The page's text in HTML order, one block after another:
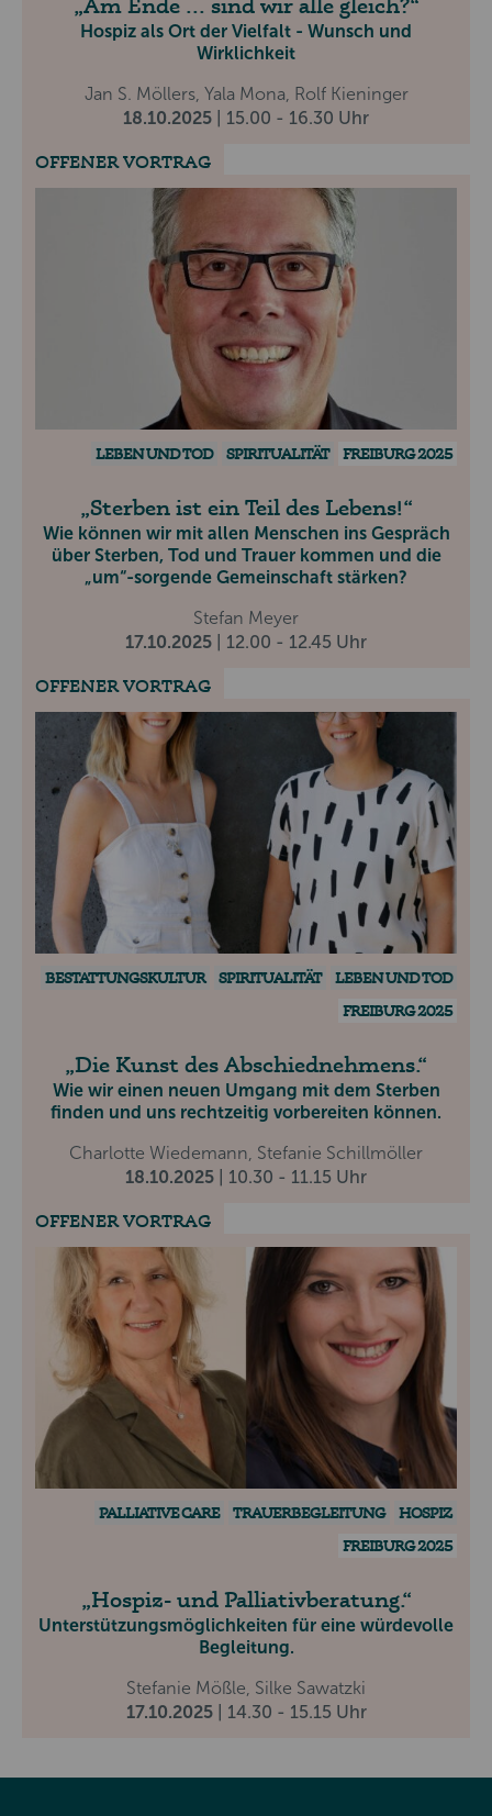
Hospiz als Ort der Vielfalt - Wunsch und
Wirklichkeit
Jan S. Möllers, Yala Mona, Rolf Kieninger
18.10.2025
| 15.00 - 16.30 Uhr
OFFENER VORTRAG
LEBEN UND TOD SPIRITUALITÄT FREIBURG 2025
Sterben ist ein Teil des Lebens!
Wie können wir mit allen Menschen ins Gespräch
über Sterben, Tod und Trauer kommen und die
„um“-sorgende Gemeinschaft stärken?
Stefan Meyer
17.10.2025
| 12.00 - 12.45 Uhr
OFFENER VORTRAG
BESTATTUNGSKULTUR SPIRITUALITÄT
LEBEN UND TOD
FREIBURG 2025
Die Kunst des Abschiednehmens.
Wie wir einen neuen Umgang mit dem Sterben
finden und uns rechtzeitig vorbereiten können.
Charlotte Wiedemann, Stefanie Schillmöller
18.10.2025
| 10.30 - 11.15 Uhr
OFFENER VORTRAG
PALLIATIVE CARE TRAUERBEGLEITUNG
HOSPIZ
FREIBURG 2025
Hospiz- und Palliativberatung.
Unterstützungsmöglichkeiten für eine würdevolle
Begleitung.
Stefanie Mößle, Silke Sawatzki
17.10.2025
| 14.30 - 15.15 Uhr